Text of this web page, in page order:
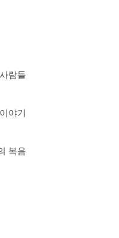
람들
야기
복음